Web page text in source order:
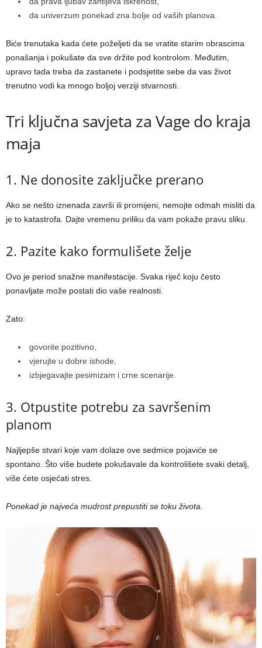
da univerzum ponekad zna bolje od vaših planova.
Biće trenutaka kada ćete poželjeti da se vratite starim obrascima
ponašanja i pokušate da sve držite pod kontrolom. Međutim,
upravo tada treba da zastanete i podsjetite sebe da vas život
trenutno vodi ka mnogo boljoj verziji stvarnosti.
Tri ključna savjeta za Vage do kraja
maja
1. Ne donosite zaključke prerano
Ako se nešto iznenada završi ili promijeni, nemojte odmah misliti da
je to katastrofa. Dajte vremenu priliku da vam pokaže pravu sliku.
2. Pazite kako formulišete želje
Ovo je period snažne manifestacije. Svaka riječ koju često
ponavljate može postati dio vaše realnosti.
Zato:
govorite pozitivno,
vjerujte u dobre ishode,
izbjegavajte pesimizam i crne scenarije.
3. Otpustite potrebu za savršenim
planom
Najljepše stvari koje vam dolaze ove sedmice pojaviće se
spontano. Što više budete pokušavale da kontrolišete svaki detalj,
više ćete osjećati stres.
Ponekad je najveća mudrost prepustiti se toku života.